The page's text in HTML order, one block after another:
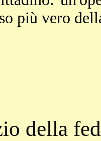
più vero
della